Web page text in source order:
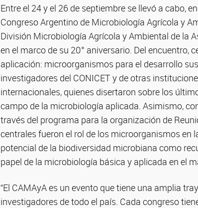
Entre el 24 y el 26 de septiembre se llevó a cabo,
Congreso Argentino de Microbiología Agrícola y
División Microbiología Agrícola y Ambiental de la
en el marco de su 20° aniversario. Del encuentro,
aplicación: microorganismos para el desarrollo
investigadores del CONICET y de otras
internacionales, quienes disertaron sobre los
campo de la microbiología aplicada. Asimismo,
través del programa para la organización de
centrales fueron el rol de los microorganismos en
potencial de la biodiversidad microbiana como
papel de la microbiología básica y aplicada en el
“El CAMAyA es un evento que tiene una amplia
investigadores de todo el país. Cada congreso